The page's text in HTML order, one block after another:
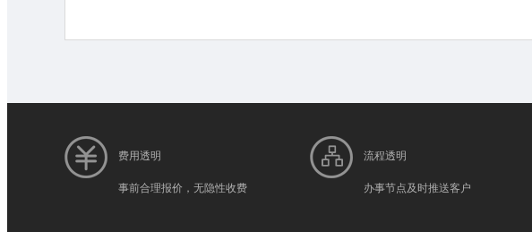
费用透明
事前合理报价，无隐性收费
流程透明
办事节点及时推送客户